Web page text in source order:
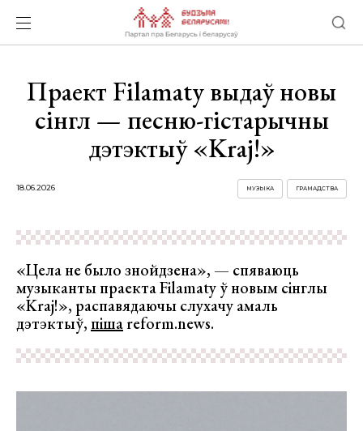
Праект Filamaty выдаў новы
сінгл — песню-гістарычны
дэтэктыў «Kraj!»
18.06.2026 ГРАМАДСТВА
МУЗЫКА
«Цела не было знойдзена», — спяваюць
музыканты праекта Filamaty ў новым сінглы
«Kraj!», распавядаючы слухачу амаль
дэтэктыў, пішаreform.news.